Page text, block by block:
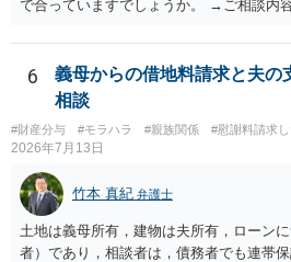
で合っていますでしょうか。 →ご相談内
完全に所有する場合は、他の相続人に対
償金の支払いが必要になります。
6
義母からの借地料請求と夫の
相談
#財産分与 #モラハラ #親族関係 #慰謝料請求
2026年7月13日
竹本 真紀 弁護士
土地は義母所有，建物は夫所有，ローン
者）であり，相談者は，債務者でも連帯